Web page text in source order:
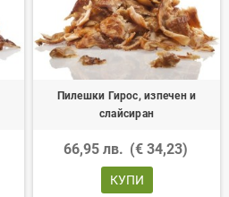
Пилешки Гирос, изпечен и
слайсиран
66,95 лв. (€ 34,23)
КУПИ